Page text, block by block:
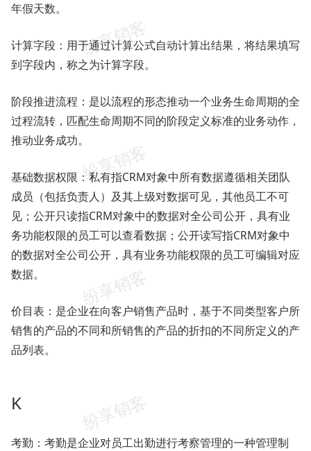
年假天数。
计算字段：用于通过计算公式自动计算出结果，将结果填写
到字段内，称之为计算字段。
阶段推进流程：是以流程的形态推动一个业务生命周期的全
过程流转，匹配生命周期不同的阶段定义标准的业务动作，
推动业务成功。
基础数据权限：私有指CRM对象中所有数据遵循相关团队
成员（包括负责人）及其上级对数据可见，其他员工不可
见；公开只读指CRM对象中的数据对全公司公开，具有业
务功能权限的员工可以查看数据；公开读写指CRM对象中
的数据对全公司公开，具有业务功能权限的员工可编辑对应
数据。
价目表：是企业在向客户销售产品时，基于不同类型客户所
销售的产品的不同和所销售的产品的折扣的不同所定义的产
品列表。
K
考勤：考勤是企业对员工出勤进行考察管理的一种管理制